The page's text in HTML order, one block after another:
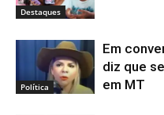
Destaques
Política
Em
diz que
em MT